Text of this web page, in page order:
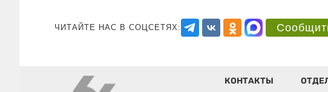
ЧИТАЙТЕ НАС В СОЦСЕТЯХ:
КОНТАКТЫ